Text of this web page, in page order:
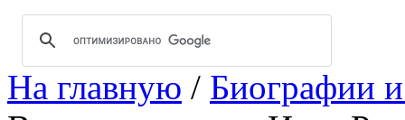
На главную / Биографии